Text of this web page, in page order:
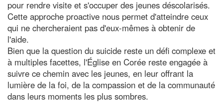
pour rendre visite et s'occuper des jeunes déscolarisés.
Cette approche proactive nous permet d'atteindre ceux
qui ne chercheraient pas d'eux-mêmes à obtenir de
l'aide.
Bien que la question du suicide reste un défi complexe et
à multiples facettes, l'Église en Corée reste engagée à
suivre ce chemin avec les jeunes, en leur offrant la
lumière de la foi, de la compassion et de la communauté
dans leurs moments les plus sombres.